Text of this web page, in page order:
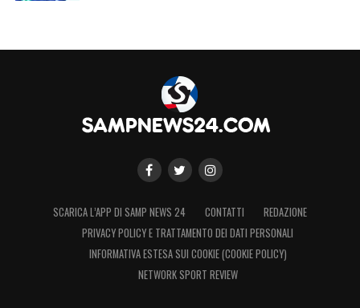
SCARICA L’APP DI SAMP NEWS 24 CONTATTI
REDAZIONE
PRIVACY POLICY E TRATTAMENTO DEI DATI PERSONALI
INFORMATIVA ESTESA SUI COOKIE (COOKIE POLICY)
NETWORK SPORT REVIEW